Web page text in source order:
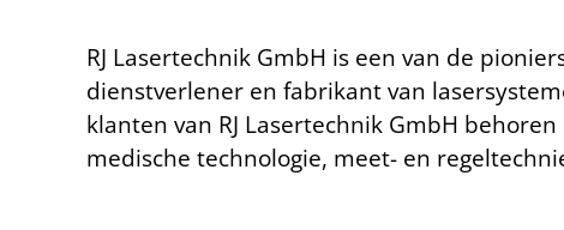
RJ Lasertechnik GmbH is een van de
dienstverlener en fabrikant van
klanten van RJ Lasertechnik GmbH
medische technologie, meet- en